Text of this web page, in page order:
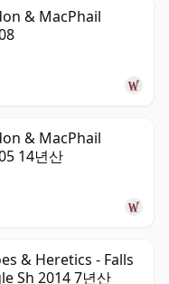
& MacPhail
& MacPhail
14년산
& Heretics - Falls
Sh 2014 7년산